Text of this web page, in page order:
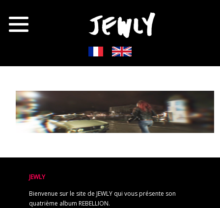
JEWLY
Bienvenue sur le site de JEWLY qui vous présente son
quatrième album REBELLION.